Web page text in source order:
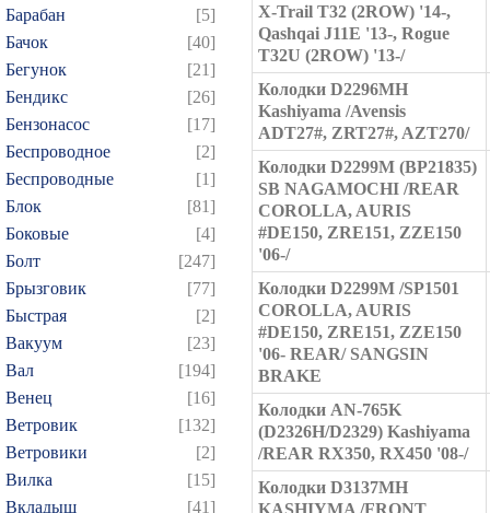
Барабан
[5]
Бачок
[40]
Бегунок
[21]
Бендикс
[26]
Бензонасос
[17]
Беспроводное
[2]
Беспроводные
[1]
Блок
[81]
Боковые
[4]
Болт
[247]
Брызговик
[77]
Быстрая
[2]
Вакуум
[23]
Вал
[194]
Венец
[16]
Ветровик
[132]
Ветровики
[2]
Вилка
[15]
Вкладыш
[41]
X-Trail T32 (2ROW) '14-,
Qashqai J11E '13-, Rogue
T32U (2ROW) '13-/
Колодки D2296MH
Kashiyama /Avensis
ADT27#, ZRT27#, AZT270/
Колодки D2299M (BP21835)
SB NAGAMOCHI /REAR
COROLLA, AURIS
#DE150, ZRE151, ZZE150
'06-/
Колодки D2299M /SP1501
COROLLA, AURIS
#DE150, ZRE151, ZZE150
'06- REAR/ SANGSIN
BRAKE
Колодки AN-765K
(D2326H/D2329) Kashiyama
/REAR RX350, RX450 '08-/
Колодки D3137MH
KASHIYMA /FRONT